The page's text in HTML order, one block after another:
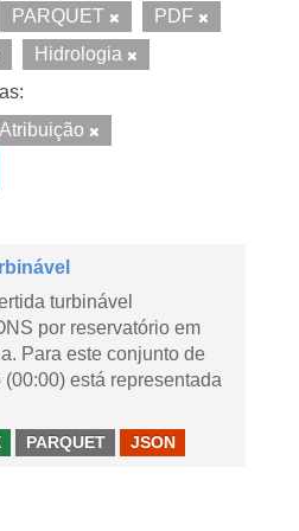
PARQUET
PDF
Hidrologia
turbinável
por reservatório em
Para este conjunto de
está representada
PARQUET JSON